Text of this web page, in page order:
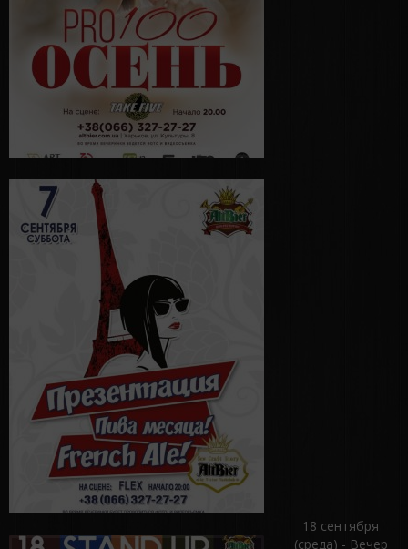
18 сентября
(среда) - Вечер